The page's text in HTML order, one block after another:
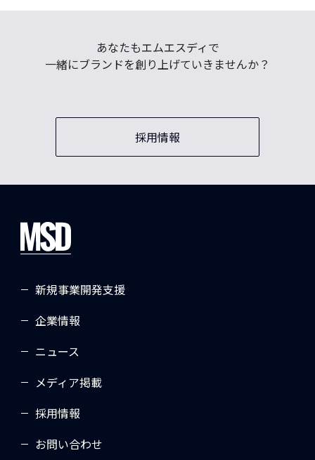
あなたもエムエスディで
一緒にブランドを創り上げていきませんか？
採用情報
新規事業開発支援
企業情報
ニュース
メディア掲載
採用情報
お問い合わせ